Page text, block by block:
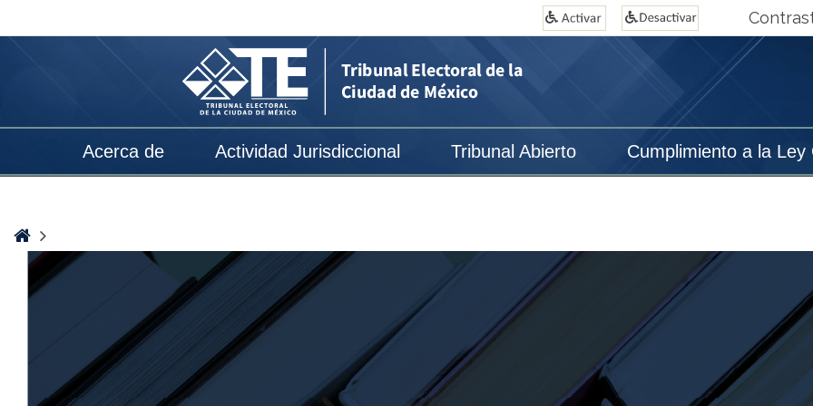
de
Ciudad
México
Acerca de Actividad Jurisdiccional Tribunal Abierto Cumplimiento a la Ley
Home